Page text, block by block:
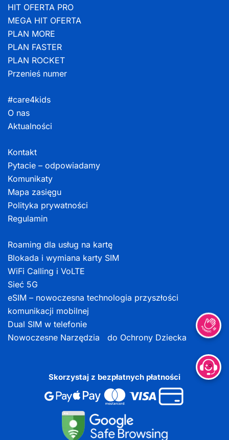
HIT OFERTA PRO
MEGA HIT OFERTA
PLAN MORE
PLAN FASTER
PLAN ROCKET
Przenieś numer
#care4kids
O nas
Aktualności
Kontakt
Pytacie – odpowiadamy
Komunikaty
Mapa zasięgu
Polityka prywatności
Regulamin
Roaming dla usług na kartę
Blokada i wymiana karty SIM
WiFi Calling i VoLTE
Sieć 5G
eSIM – nowoczesna technologia przyszłości
komunikacji mobilnej
Dual SIM w telefonie
Nowoczesne Narzędzia do Ochrony Dziecka
Skorzystaj z bezpłatnych płatności